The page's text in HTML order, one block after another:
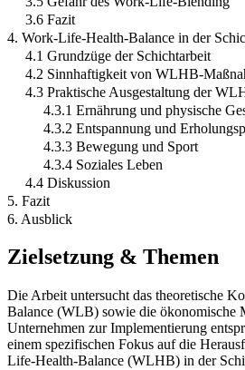
3.6 Fazit
4. Work-Life-Health-Balance in der
4.1 Grundzüge der Schichtarbeit
4.2 Sinnhaftigkeit von WLHB-
4.3 Praktische Ausgestaltung der
4.3.1 Ernährung und physische
4.3.2 Entspannung und
4.3.3 Bewegung und Sport
4.3.4 Soziales Leben
4.4 Diskussion
5. Fazit
6. Ausblick
Zielsetzung & Themen
Die Arbeit untersucht das theoretische
Balance (WLB) sowie die ökonomische
Unternehmen zur Implementierung
einem spezifischen Fokus auf die
Life-Health-Balance (WLHB) in der